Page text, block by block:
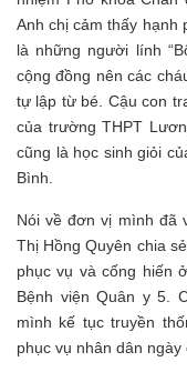
Anh chị cảm thấy hạnh
là những người lính
cộng đồng nên các
tự lập từ bé. Cậu con
của trường THPT
cũng là học sinh giỏi
Bình.
Nói về đơn vị mình đã
Thị Hồng Quyên chia
phục vụ và cống hiến
Bệnh viện Quân y 5.
mình kế tục truyền
phục vụ nhân dân ngày